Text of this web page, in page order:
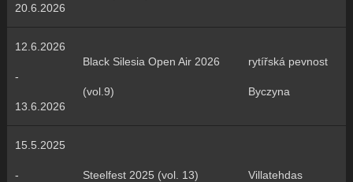
20.6.2026
12.6.2026
-
13.6.2026
Black Silesia Open Air 2026
(vol.9)
rytířská pevnost
Byczyna
15.5.2025
- Steelfest 2025 (vol. 13) Villatehdas